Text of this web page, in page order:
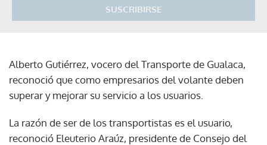
SUSCRIBIRSE
Alberto Gutiérrez, vocero del Transporte de Gualaca,
reconoció que como empresarios del volante deben
superar y mejorar su servicio a los usuarios.
La razón de ser de los transportistas es el usuario,
reconoció Eleuterio Araúz, presidente de Consejo del